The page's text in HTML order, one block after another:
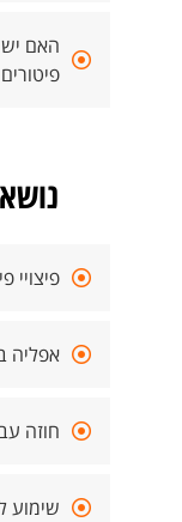
האם
פיצויי
אפליה
חוזה
שימוע